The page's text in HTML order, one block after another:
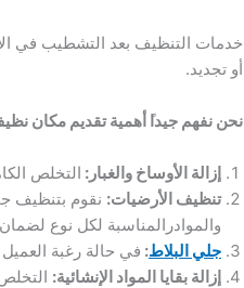
خدمات التنظيف بعد التشطيب في
أو تجديد.
نحن نفهم جيدا أهمية تقديم مكان
إزالة الأوساخ والغبار: التخلص
تنظيف الأرضيات: نقوم بتنظيف
والموادرالمناسبة لكل نوع
جلي البلاط: في حالة رغبة
إزالة بقايا المواد الإنشائية: